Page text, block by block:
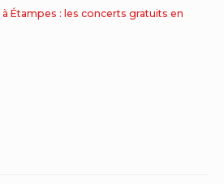
Étampes : les concerts gratuits en